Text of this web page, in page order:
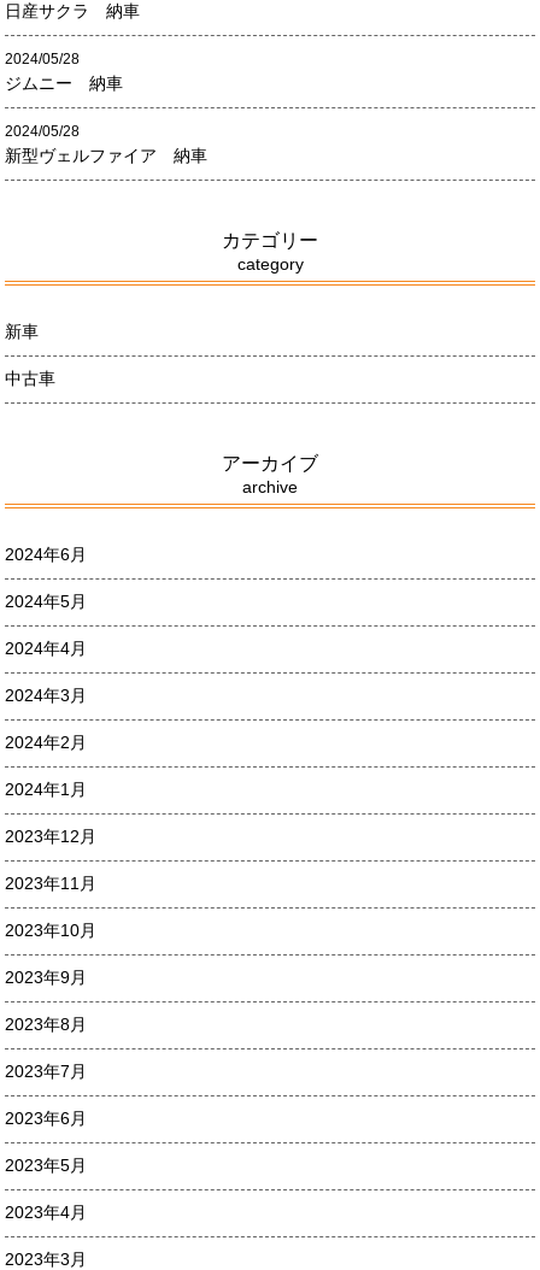
日産サクラ 納車
2024/05/28
ジムニー 納車
2024/05/28
新型ヴェルファイア 納車
カテゴリー
category
新車
中古車
アーカイブ
archive
2024年6月
2024年5月
2024年4月
2024年3月
2024年2月
2024年1月
2023年12月
2023年11月
2023年10月
2023年9月
2023年8月
2023年7月
2023年6月
2023年5月
2023年4月
2023年3月